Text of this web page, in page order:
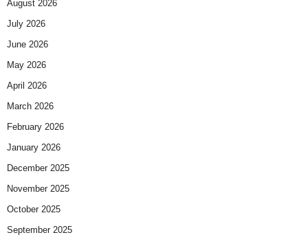
August 2026
July 2026
June 2026
May 2026
April 2026
March 2026
February 2026
January 2026
December 2025
November 2025
October 2025
September 2025